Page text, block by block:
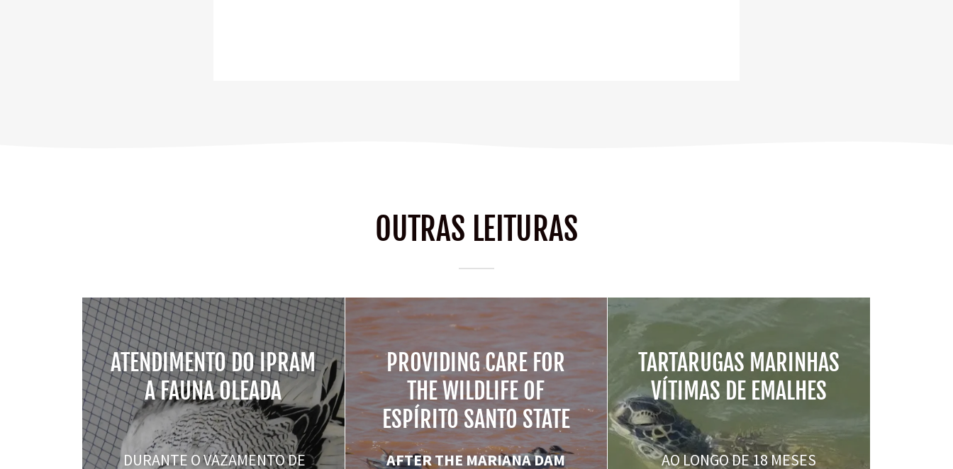
OUTRAS LEITURAS
ATENDIMENTO DO IPRAM
A FAUNA OLEADA
DURANTE O VAZAMENTO DE
PROVIDING CARE FOR
THE WILDLIFE OF
ESPÍRITO SANTO STATE
AFTER THE MARIANA DAM
TARTARUGAS MARINHAS
VÍTIMAS DE EMALHES
AO LONGO DE 18 MESES